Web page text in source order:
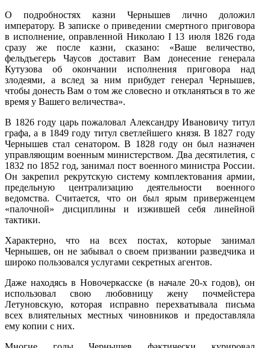
О подробностях казни Чернышев лично доложил
императору. В записке о приведении смертного приговора
в исполнение, оправленной Николаю I 13 июля 1826 года
сразу же после казни, сказано: «Ваше величество,
фельдъегерь Чаусов доставит Вам донесение генерала
Кутузова об окончании исполнения приговора над
злодеями, а вслед за ним прибудет генерал Чернышев,
чтобы донесть Вам о том же словесно и откланяться в то же
время у Вашего величества».
В 1826 году царь пожаловал Александру Ивановичу титул
графа, а в 1849 году титул светлейшего князя. В 1827 году
Чернышев стал сена­тором. В 1828 году он был назначен
управляющим военным министерством. Два десятилетия, с
1832 по 1852 год, занимал пост военного министра России.
Он закрепил рекрутскую систему комплектования армии,
пре­дельную централизацию деятельности военного
ведомства. Считается, что он был ярым приверженцем
«палочной» дисциплины и изжившей себя линейной
тактики.
Характерно, что на всех постах, которые занимал
Чернышев, он не забывал о своем призвании разведчика и
широко пользовался услугами секретных агентов.
Даже находясь в Новочеркасске (в начале 20-х годов), он
использовал свою любовницу жену почмейстера
Летуновскую, которая исправно перехватывала письма
всех влиятельных местных чиновников и предо­ставляла
ему копии с них.